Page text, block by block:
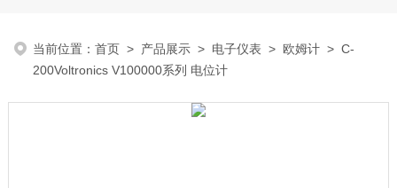
当前位置：首页 > 产品展示 > 电子仪表 > 欧姆计 > C-
200Voltronics V100000系列 电位计